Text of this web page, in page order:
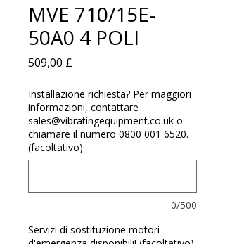
MVE 710/15E-
50A0 4 POLI
509,00 £
Installazione richiesta? Per maggiori
informazioni, contattare
sales@vibratingequipment.co.uk o
chiamare il numero 0800 001 6520.
(facoltativo)
0/500
Servizi di sostituzione motori